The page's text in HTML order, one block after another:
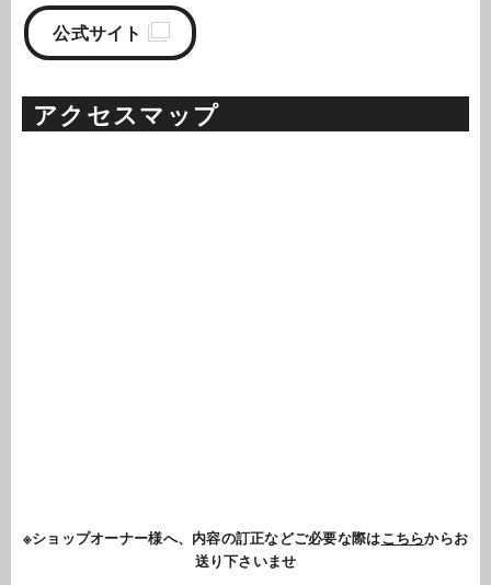
公式サイト
アクセスマップ
※ショップオーナー様へ、内容の訂正などご必要な際はこちらからお
送り下さいませ